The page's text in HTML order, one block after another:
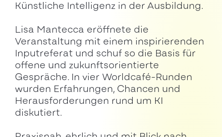
Künstliche Intelligenz in der Ausbildung.
Lisa Mantecca eröffnete die
Veranstaltung mit einem inspirierenden
Inputreferat und schuf so die Basis für
offene und zukunftsorientierte
Gespräche. In vier Worldcafé-Runden
wurden Erfahrungen, Chancen und
Herausforderungen rund um KI
diskutiert.